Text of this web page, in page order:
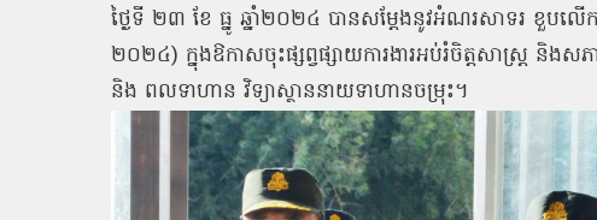
ថ្ងៃទី ២៣ ខែ ធ្នូ ឆ្នាំ២០២៤ បានសម្ដែងនូវអំណរសាទរ ខួបល
២០២៤) ក្នុងឱកាសចុះផ្សព្វផ្សាយការងារអប់រំចិត្តសាស្ត្រ និ
និង ពលទាហាន វិទ្យាស្ថាននាយទាហានចម្រុះ។